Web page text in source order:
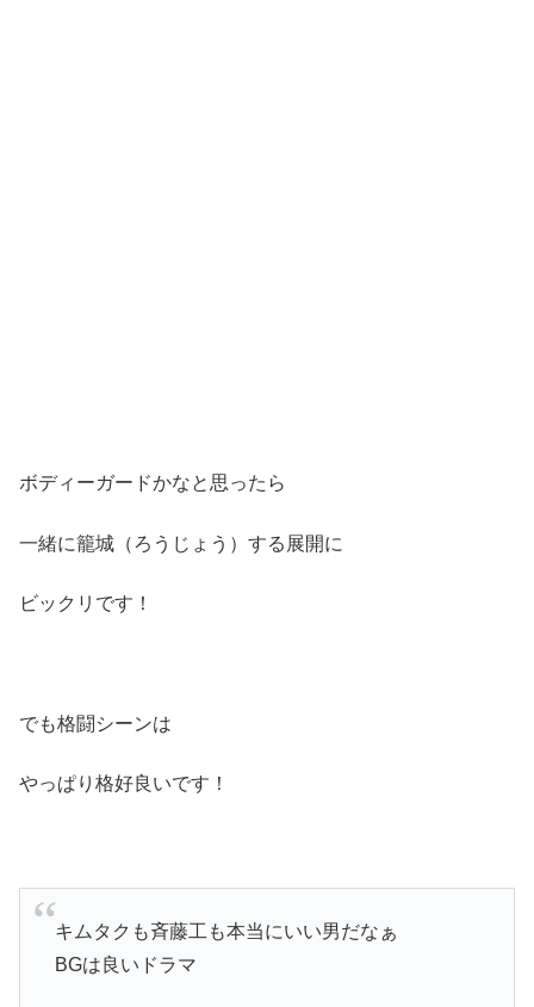
ボディーガードかなと思ったら
一緒に籠城（ろうじょう）する展開に
ビックリです！
でも格闘シーンは
やっぱり格好良いです！
キムタクも斉藤工も本当にいい男だなぁ
BGは良いドラマ